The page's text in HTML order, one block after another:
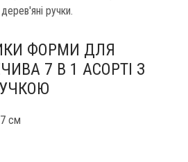
ручки.
ФОРМИ ДЛЯ
7 В 1 АСОРТІ З
см